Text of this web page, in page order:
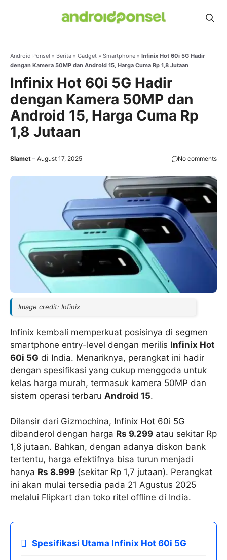
Android Ponsel » Berita » Gadget » Smartphone » Infinix Hot 60i 5G Hadir
dengan Kamera 50MP dan Android 15, Harga Cuma Rp 1,8 Jutaan
Infinix Hot 60i 5G Hadir
dengan Kamera 50MP dan
Android 15, Harga Cuma Rp
1,8 Jutaan
Slamet August 17, 2025 No comments
Image credit: Infinix
Infinix kembali memperkuat posisinya di segmen
smartphone entry-level dengan merilis Infinix Hot
60i 5G di India. Menariknya, perangkat ini hadir
dengan spesifikasi yang cukup menggoda untuk
kelas harga murah, termasuk kamera 50MP dan
sistem operasi terbaru Android 15.
Dilansir dari Gizmochina, Infinix Hot 60i 5G
dibanderol dengan harga Rs 9.299 atau sekitar Rp
1,8 jutaan. Bahkan, dengan adanya diskon bank
tertentu, harga efektifnya bisa turun menjadi
hanya Rs 8.999 (sekitar Rp 1,7 jutaan). Perangkat
ini akan mulai tersedia pada 21 Agustus 2025
melalui Flipkart dan toko ritel offline di India.
Spesifikasi Utama Infinix Hot 60i 5G